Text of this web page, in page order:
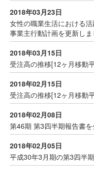
2018年03月23日
女性の職業生活における
事業主行動計画を更新しま
2018年03月15日
受注高の推移[12ヶ月移動
2018年02月15日
受注高の推移[12ヶ月移動
2018年02月08日
第46期 第3四半期報告書を
2018年02月05日
平成30年3月期の第3四半